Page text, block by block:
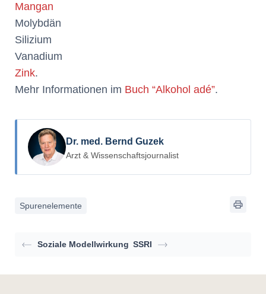
Mangan
Molybdän
Silizium
Vanadium
Zink.
Mehr Informationen im Buch “Alkohol adé”.
Dr. med. Bernd Guzek
Arzt & Wissenschaftsjournalist
Spurenelemente
Soziale Modellwirkung SSRI